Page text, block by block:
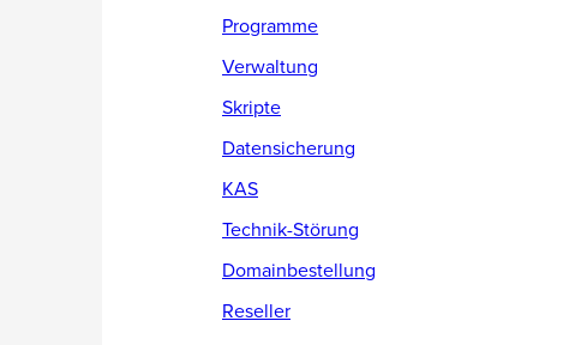
Programme
Verwaltung
Skripte
Datensicherung
KAS
Technik-Störung
Domainbestellung
Reseller